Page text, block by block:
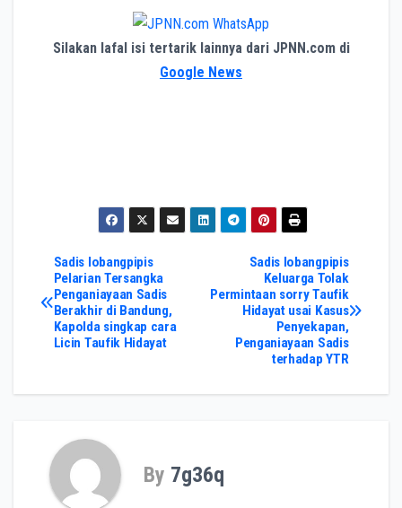
Silakan lafal isi tertarik lainnya dari JPNN.com di
Google News
Post
navigation
Sadis lobangpipis
Keluarga Tolak
Permintaan sorry Taufik
Hidayat usai Kasus
Penyekapan,
Penganiayaan Sadis
terhadap YTR
Sadis lobangpipis
Pelarian Tersangka
Penganiayaan Sadis
Berakhir di Bandung,
Kapolda singkap cara
Licin Taufik Hidayat
By 7g36q